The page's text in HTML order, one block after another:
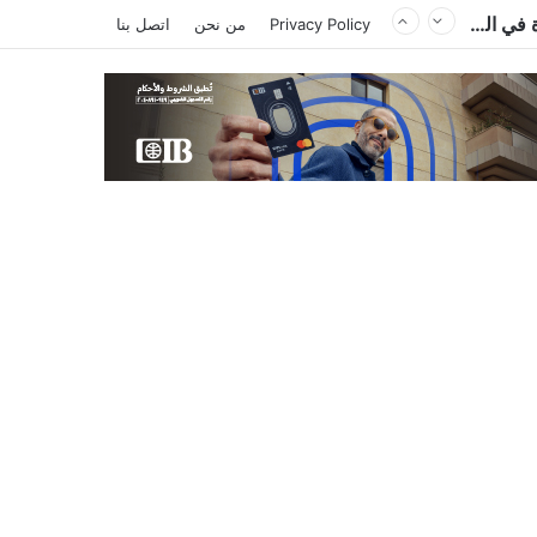
الكاتب والمحلل السياسي الليبي إدريس احميد يكتب : الكاميرون في ظل غياب بول بيا… قراءة في المشهد وأسباب الغياب ومآلات الأوضاع Privacy Policy من نحن اتصل بنا